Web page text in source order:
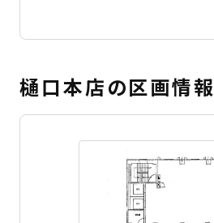
樋口本店の区画情報